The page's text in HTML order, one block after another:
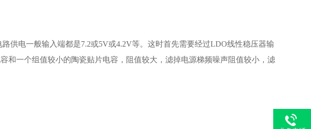
供电一般输入端都是7.2或5V或4.2V等。这时首先需要经过LDO线性稳压器输
和一个组值较小的陶瓷贴片电容，阻值较大，滤掉电源梯频噪声阻值较小，滤